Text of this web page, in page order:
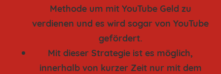
Methode um mit YouTube Geld zu
verdienen und es wird sogar von YouTube
gefördert.
Mit dieser Strategie ist es möglich,
innerhalb von kurzer Zeit nur mit dem